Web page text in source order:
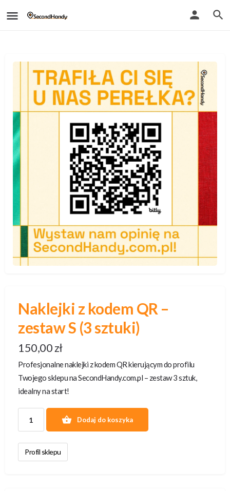
Naklejki z kodem QR –
zestaw S (3 sztuki)
150,00zł
Profesjonalne naklejki z kodem QR kierującym do profilu
Twojego sklepu na SecondHandy.com.pl – zestaw 3 sztuk,
idealny na start!
Dodaj do koszyka
Profil sklepu